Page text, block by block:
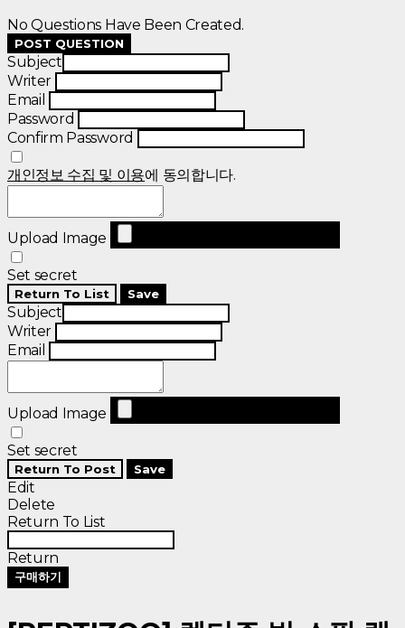
No Questions Have Been Created.
POST QUESTION
Subject
Writer
Email
Password
Confirm Password
개인정보 수집 및 이용에 동의합니다.
Upload Image
Set secret
Return To List Save
Subject
Writer
Email
Upload Image
Set secret
Return To Post Save
Edit
Delete
Return To List
Return
구매하기